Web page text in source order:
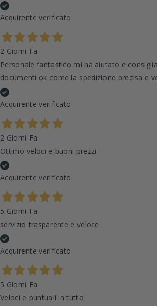
Acquirente verificato
2 Giorni Fa
Personale fantastico mi ha aiutato e
documenti ok come la spedizione precisa e
Acquirente verificato
2 Giorni Fa
Ottimo veloci e buoni prezzi
Acquirente verificato
5 Giorni Fa
servizio trasparente e veloce
Acquirente verificato
5 Giorni Fa
Veloci e puntuali in tutto